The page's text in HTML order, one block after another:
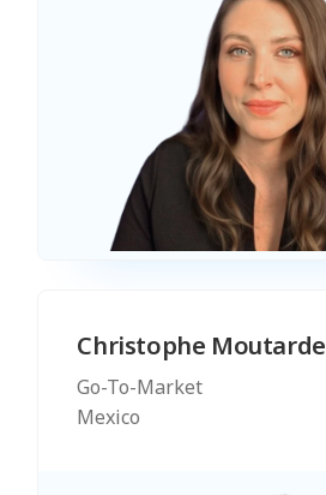
Christophe Moutarde
Go-To-Market
Mexico